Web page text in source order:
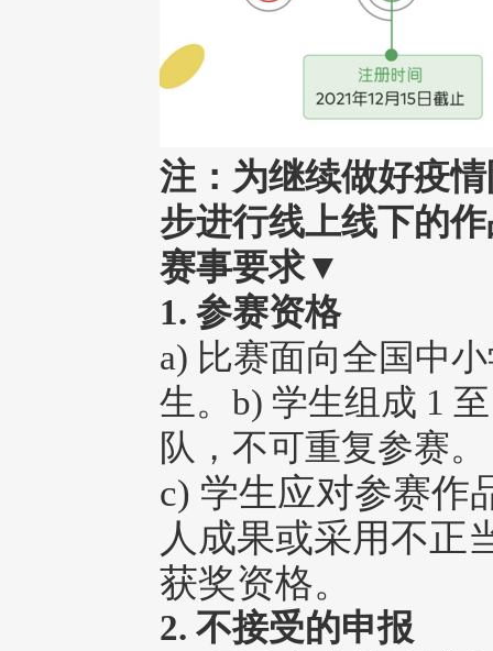
注：为继续做好疫
步进行线上线下的
赛事要求▼
1. 参赛资格
a) 比赛面向全国中
生。b) 学生组成 1
队，不可重复参赛。
c) 学生应对参赛作
人成果或采用不正
获奖资格。
2. 不接受的申报